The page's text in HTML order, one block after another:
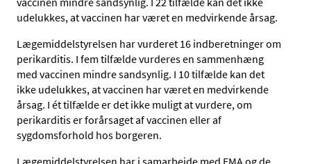
udelukkes, at vaccinen har været en medvirkende årsag.
Lægemiddelstyrelsen har vurderet 16 indberetninger om
perikarditis. I fem tilfælde vurderes en sammenhæng
med vaccinen mindre sandsynlig. I 10 tilfælde kan det
ikke udelukkes, at vaccinen har været en medvirkende
årsag. I ét tilfælde er det ikke muligt at vurdere, om
perikarditis er forårsaget af vaccinen eller af
sygdomsforhold hos borgeren.